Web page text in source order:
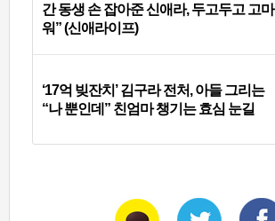
간 동생 손 잡아준 신애라, 두고두고 고마
워” (신애라이프)
‘17억 빚잔치’ 김구라 전처, 아들 그리는
“나 뿐인데” 친엄마 챙기는 효심 눈길